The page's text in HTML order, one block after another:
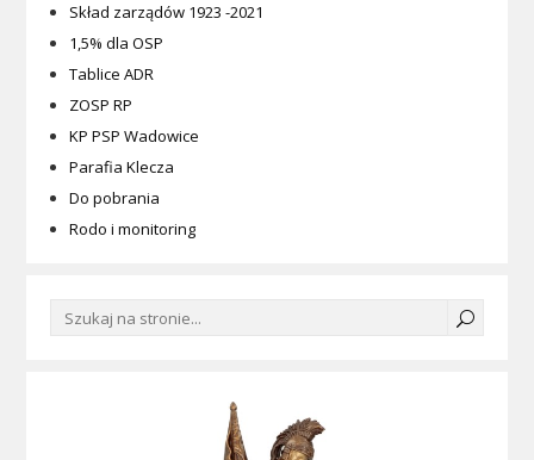
Skład zarządów 1923 -2021
1,5% dla OSP
Tablice ADR
ZOSP RP
KP PSP Wadowice
Parafia Klecza
Do pobrania
Rodo i monitoring